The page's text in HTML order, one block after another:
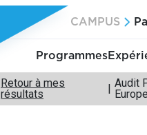
CAMPUS
Programmes
Retour à mes
résultats
Audit
Europe